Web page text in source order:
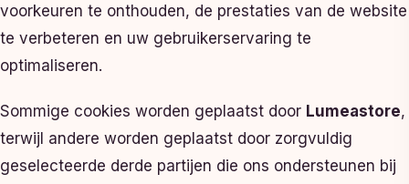
voorkeuren te onthouden, de prestaties van de website
te verbeteren en uw gebruikerservaring te
optimaliseren.
Sommige cookies worden geplaatst door Lumeastore,
terwijl andere worden geplaatst door zorgvuldig
geselecteerde derde partijen die ons ondersteunen bij